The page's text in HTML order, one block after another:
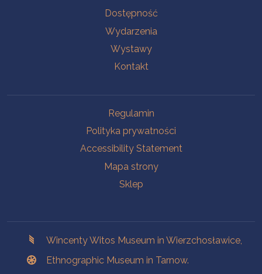
Dostępność
Wydarzenia
Wystawy
Kontakt
Regulamin
Polityka prywatności
Accessibility Statement
Mapa strony
Sklep
Wincenty Witos Museum in Wierzchosławice,
Ethnographic Museum in Tarnow.